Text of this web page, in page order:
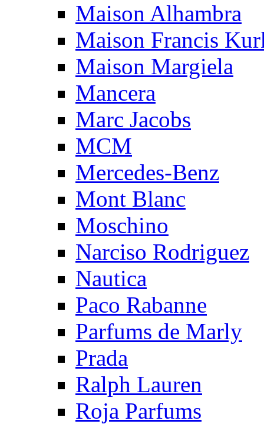
Maison Alhambra
Maison Francis
Maison Margiela
Mancera
Marc Jacobs
MCM
Mercedes-Benz
Mont Blanc
Moschino
Narciso Rodriguez
Nautica
Paco Rabanne
Parfums de Marly
Prada
Ralph Lauren
Roja Parfums